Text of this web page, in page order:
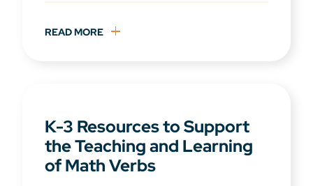
READ MORE
K-3 Resources to Support
the Teaching and Learning
of Math Verbs